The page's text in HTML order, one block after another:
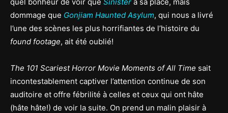
dommage que Gonjiam Haunted Asylum, qui nous a livré
l’une des scènes les plus horrifiantes de l’histoire du
found footage, ait été oublié!
The 101 Scariest Horror Movie Moments of All Time sait
incontestablement captiver l’attention continue de son
auditoire et offre fébrilité à celles et ceux qui ont hâte
(hâte hâte!) de voir la suite. On prend un malin plaisir à